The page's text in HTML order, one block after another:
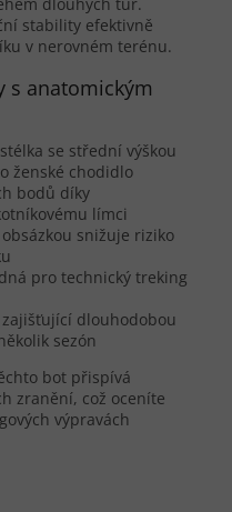
stability efektivně
v nerovném terénu.
s anatomickým
se střední výškou
ženské chodidlo
bodů díky
límci
snižuje riziko
pro technický treking
dlouhodobou
sezón
bot přispívá
zranění, což oceníte
výpravách